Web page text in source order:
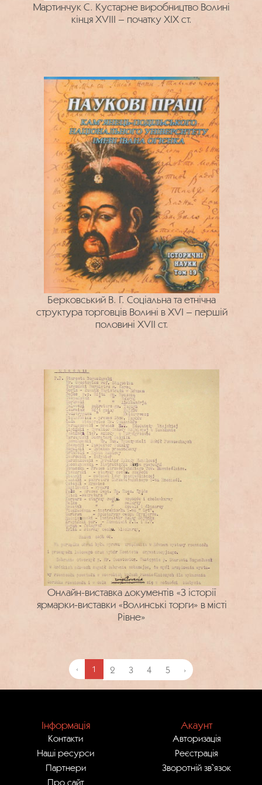
Мартинчук С. Кустарне виробництво Волині
кінця XVIII – початку ХІХ ст.
Берковський В. Г. Соціальна та етнічна
структура торговців Волині в XVI – першій
половині XVII ст.
Онлайн-виставка документів «З історії
ярмарки-виставки «Волинські торги» в місті
Рівне»
‹ 1 2 3 4 5 ›
Інформація
Контакти
Наші ресурси
Партнери
Про сайт
Акаунт
Авторизація
Реєстрація
Зворотній зв`язок